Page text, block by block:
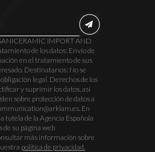
IMPORT AND
de los datos: Envío de
en el tratamiento de sus
Destinatarios: No se
legal. Derechos de los
y suprimir los datos, así
sobre protección de datos a
En
tutela de la Agencia Española
de su página web
más información sobre
política de privacidad.